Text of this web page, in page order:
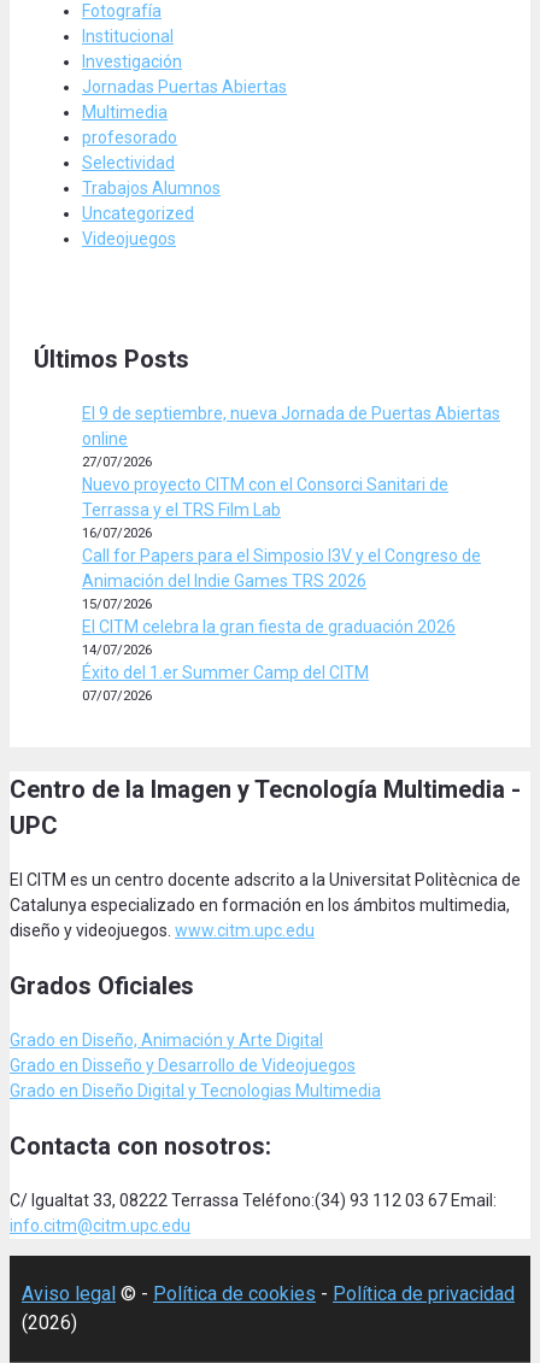
Fotografía
Institucional
Investigación
Jornadas Puertas Abiertas
Multimedia
profesorado
Selectividad
Trabajos Alumnos
Uncategorized
Videojuegos
Últimos Posts
El 9 de septiembre, nueva Jornada de Puertas Abiertas
online
27/07/2026
Nuevo proyecto CITM con el Consorci Sanitari de
Terrassa y el TRS Film Lab
16/07/2026
Call for Papers para el Simposio I3V y el Congreso de
Animación del Indie Games TRS 2026
15/07/2026
El CITM celebra la gran fiesta de graduación 2026
14/07/2026
Éxito del 1.er Summer Camp del CITM
07/07/2026
Centro de la Imagen y Tecnología Multimedia -
UPC
El CITM es un centro docente adscrito a la Universitat Politècnica de
Catalunya especializado en formación en los ámbitos multimedia,
diseño y videojuegos. www.citm.upc.edu
Grados Oficiales
Grado en Diseño, Animación y Arte Digital
Grado en Disseño y Desarrollo de Videojuegos
Grado en Diseño Digital y Tecnologias Multimedia
Contacta con nosotros:
C/ Igualtat 33, 08222 Terrassa Teléfono:(34) 93 112 03 67 Email:
info.citm@citm.upc.edu
Aviso legal © - Política de cookies - Política de privacidad
(2026)